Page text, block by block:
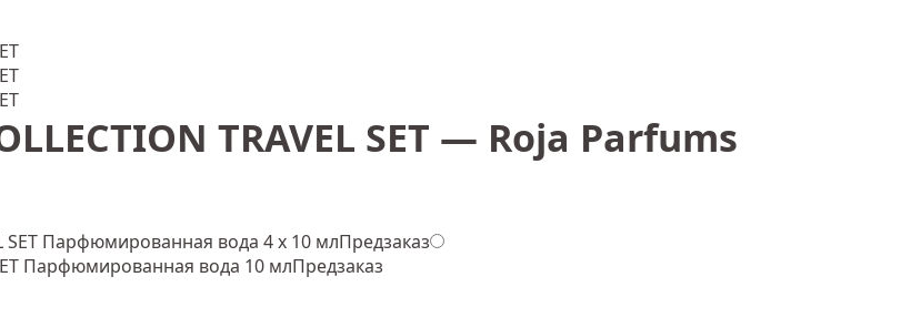
TRAVEL SET — Roja Parfums
Парфюмированная вода 4 x 10 млПредзаказ
Парфюмированная вода 10 млПредзаказ